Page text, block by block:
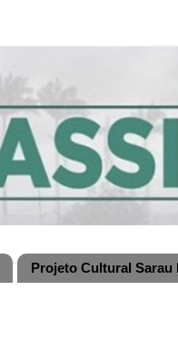
Projeto Cultural